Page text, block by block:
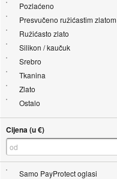
Pozlaćeno
Presvučeno ružićastim zlatom
Ružićasto zlato
Silikon / kaučuk
Srebro
Tkanina
Zlato
Ostalo
Cijena (u €)
Samo PayProtect oglasi